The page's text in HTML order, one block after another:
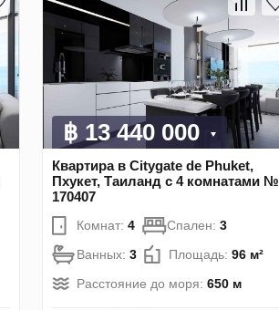
฿ 13 440 000
Квартира в Citygate de Phuket,
Пхукет, Таиланд с 4 комнатами №
170407
Комнат: 4 Спален: 3
Ванных: 3 Площадь: 96 м²
Расстояние до моря: 650 м